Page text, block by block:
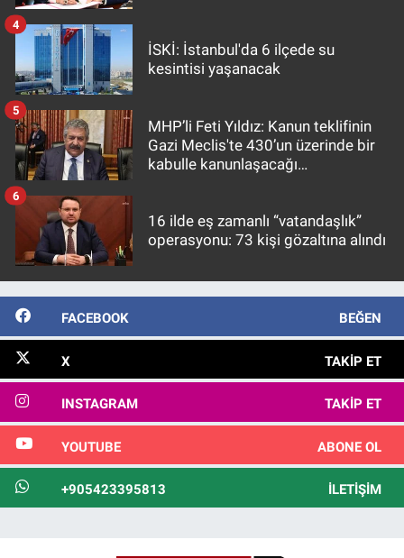
İSKİ: İstanbul'da 6 ilçede su
kesintisi yaşanacak
4
MHP’li Feti Yıldız: Kanun teklifinin
Gazi Meclis'te 430’un üzerinde bir
kabulle kanunlaşacağı
5
16 ilde eş zamanlı “vatandaşlık”
operasyonu: 73 kişi gözaltına alındı
6
FACEBOOK BEĞEN
X TAKIP ET
INSTAGRAM TAKIP ET
YOUTUBE ABONE OL
+905423395813 İLETIŞIM